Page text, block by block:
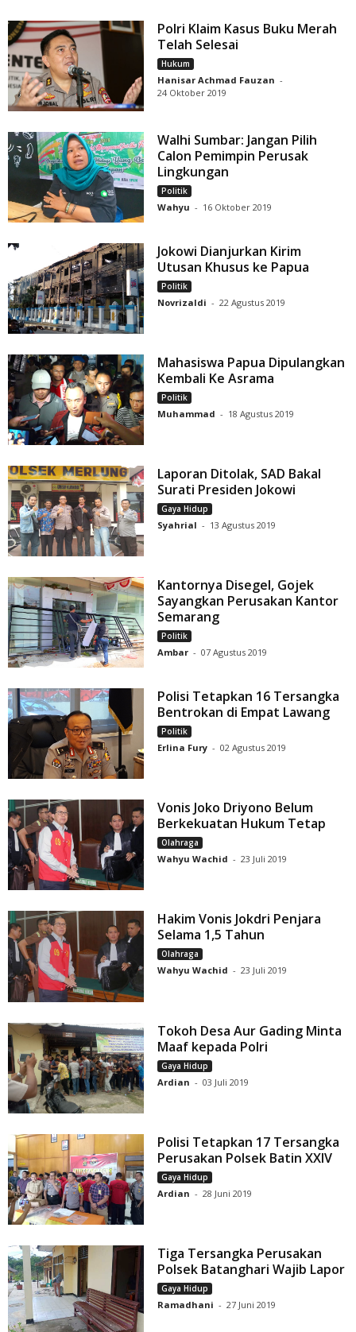
Polri Klaim Kasus Buku Merah
Telah Selesai
Hukum
Hanisar Achmad Fauzan -
24 Oktober 2019
Walhi Sumbar: Jangan Pilih
Calon Pemimpin Perusak
Lingkungan
Politik
Wahyu - 16 Oktober 2019
Jokowi Dianjurkan Kirim
Utusan Khusus ke Papua
Politik
Novrizaldi - 22 Agustus 2019
Mahasiswa Papua Dipulangkan
Kembali Ke Asrama
Politik
Muhammad - 18 Agustus 2019
Laporan Ditolak, SAD Bakal
Surati Presiden Jokowi
Gaya Hidup
Syahrial - 13 Agustus 2019
Kantornya Disegel, Gojek
Sayangkan Perusakan Kantor
Semarang
Politik
Ambar - 07 Agustus 2019
Polisi Tetapkan 16 Tersangka
Bentrokan di Empat Lawang
Politik
Erlina Fury - 02 Agustus 2019
Vonis Joko Driyono Belum
Berkekuatan Hukum Tetap
Olahraga
Wahyu Wachid - 23 Juli 2019
Hakim Vonis Jokdri Penjara
Selama 1,5 Tahun
Olahraga
Wahyu Wachid - 23 Juli 2019
Tokoh Desa Aur Gading Minta
Maaf kepada Polri
Gaya Hidup
Ardian - 03 Juli 2019
Polisi Tetapkan 17 Tersangka
Perusakan Polsek Batin XXIV
Gaya Hidup
Ardian - 28 Juni 2019
Tiga Tersangka Perusakan
Polsek Batanghari Wajib Lapor
Gaya Hidup
Ramadhani - 27 Juni 2019